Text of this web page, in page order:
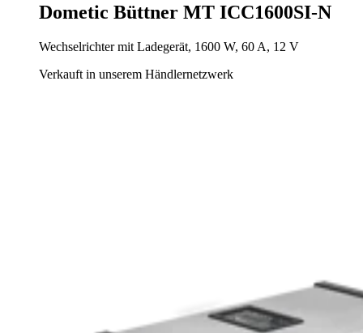
Dometic Büttner MT ICC1600SI-N
Wechselrichter mit Ladegerät, 1600 W, 60 A, 12 V
Verkauft in unserem Händlernetzwerk